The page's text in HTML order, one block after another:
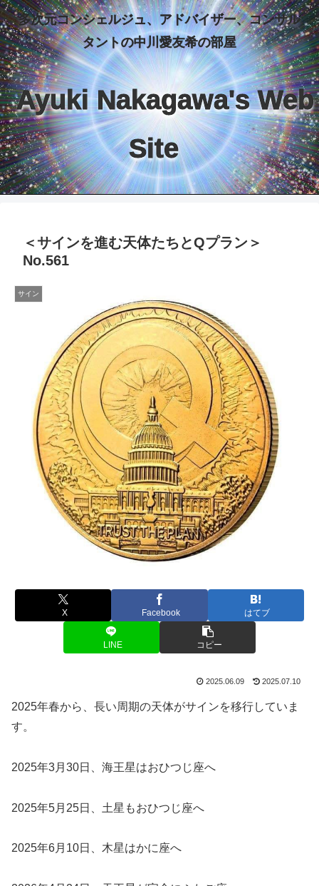
多次元コンシェルジュ、アドバイザー、コンサル
タントの中川愛友希の部屋
Ayuki Nakagawa's Web
Site
＜サインを進む天体たちとQプラン＞
No.561
サイン
X Facebook はてブ
LINE コピー
2025.06.09 2025.07.10
2025年春から、長い周期の天体がサインを移行していま
す。
2025年3月30日、海王星はおひつじ座へ
2025年5月25日、土星もおひつじ座へ
2025年6月10日、木星はかに座へ